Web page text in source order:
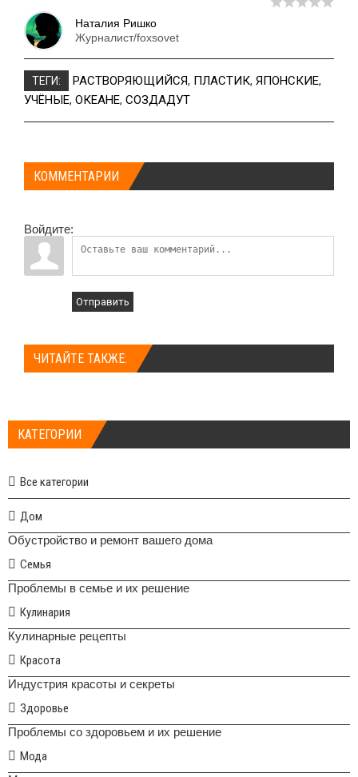
Наталия Ришко
Журналист/foxsovet
ТЕГИ: РАСТВОРЯЮЩИЙСЯ, ПЛАСТИК, ЯПОНСКИЕ,
УЧЁНЫЕ, ОКЕАНЕ, СОЗДАДУТ
КОММЕНТАРИИ
Войдите:
Отправить
ЧИТАЙТЕ ТАКЖЕ:
КАТЕГОРИИ
Все категории
Дом
Обустройство и ремонт вашего дома
Семья
Проблемы в семье и их решение
Кулинария
Кулинарные рецепты
Красота
Индустрия красоты и секреты
Здоровье
Проблемы со здоровьем и их решение
Мода